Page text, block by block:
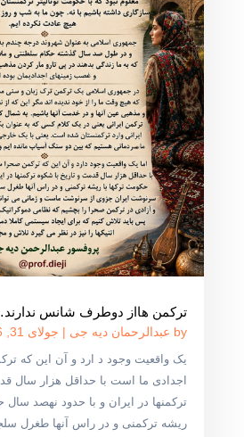
ترکمن هااز دوطرف شانس
by عبدالرحمان دیه جی | جولای 31, 2026
یک واقعیت وجود د ارد و آن این که
اجدادی ما است با حداقل هزار سال
ترکمنها در ایران و با حدود نهصد سال
ریشه ترکمنی و در راس آنها طغرل